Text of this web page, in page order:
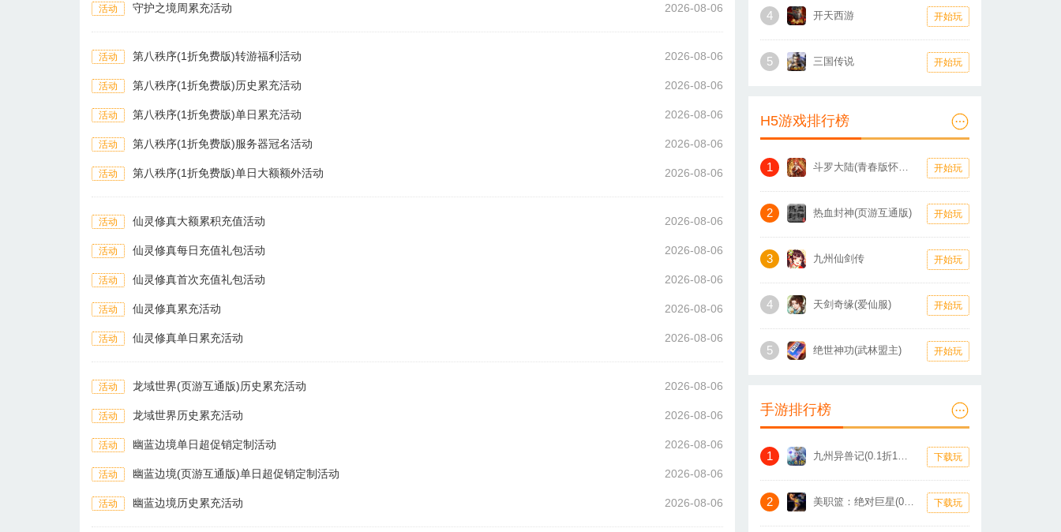
活动 守护之境周累充活动 2026-08-06
活动 第八秩序(1折免费版)转游福利活动 2026-08-06
活动 第八秩序(1折免费版)历史累充活动 2026-08-06
活动 第八秩序(1折免费版)单日累充活动 2026-08-06
活动 第八秩序(1折免费版)服务器冠名活动 2026-08-06
活动 第八秩序(1折免费版)单日大额额外活动 2026-08-06
活动 仙灵修真大额累积充值活动 2026-08-06
活动 仙灵修真每日充值礼包活动 2026-08-06
活动 仙灵修真首次充值礼包活动 2026-08-06
活动 仙灵修真累充活动 2026-08-06
活动 仙灵修真单日累充活动 2026-08-06
活动 龙域世界(页游互通版)历史累充活动 2026-08-06
活动 龙域世界历史累充活动 2026-08-06
活动 幽蓝边境单日超促销定制活动 2026-08-06
活动 幽蓝边境(页游互通版)单日超促销定制活动 2026-08-06
活动 幽蓝边境历史累充活动 2026-08-06
4 开天西游 开始玩
5 三国传说 开始玩
H5游戏排行榜
1 斗罗大陆(青春版怀旧服) 开始玩
2 热血封神(页游互通版) 开始玩
3 九州仙剑传 开始玩
4 天剑奇缘(爱仙服) 开始玩
5 绝世神功(武林盟主) 开始玩
手游排行榜
1 九州异兽记(0.1折1W免费版) 下载玩
2 美职篮：绝对巨星(0.1折卡牌) 下载玩